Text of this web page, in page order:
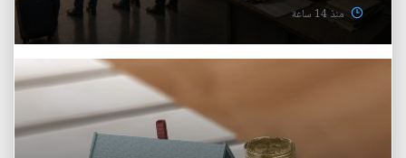
منذ 14 ساعة